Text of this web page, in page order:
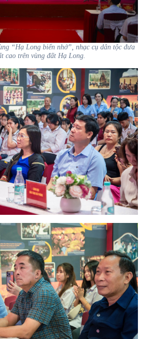
“Hạ Long biển nhớ”, nhạc cụ dân tộc đưa
cao trên vùng đất Hạ Long.